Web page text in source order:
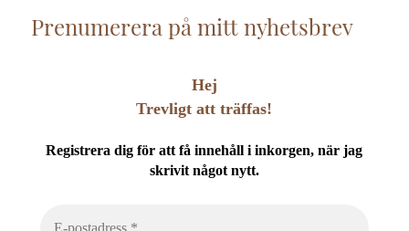
Prenumerera på mitt nyhetsbrev
Hej
Trevligt att träffas!
Registrera dig för att få innehåll i inkorgen, när jag
skrivit något nytt.